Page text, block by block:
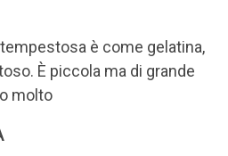
è come gelatina,
È piccola ma di grande
molto